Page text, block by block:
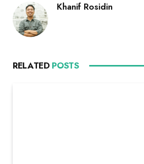
Khanif Rosidin
RELATED POSTS